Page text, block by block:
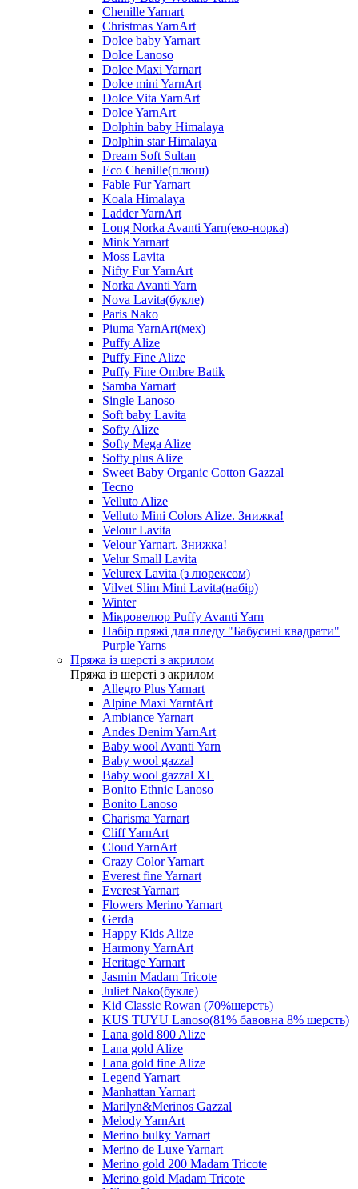
Chenille Yarnart
Christmas YarnArt
Dolce baby Yarnart
Dolce Lanoso
Dolce Maxi Yarnart
Dolce mini YarnArt
Dolce Vita YarnArt
Dolce YarnArt
Dolphin baby Himalaya
Dolphin star Himalaya
Dream Soft Sultan
Eco Chenille(плюш)
Fable Fur Yarnart
Koala Himalaya
Ladder YarnArt
Long Norka Avanti Yarn(еко-норка)
Mink Yarnart
Moss Lavita
Nifty Fur YarnArt
Norka Avanti Yarn
Nova Lavita(букле)
Paris Nako
Piuma YarnArt(мех)
Puffy Alize
Puffy Fine Alize
Puffy Fine Ombre Batik
Samba Yarnart
Single Lanoso
Soft baby Lavita
Softy Alize
Softy Mega Alize
Softy plus Alize
Sweet Baby Organic Cotton Gazzal
Tecno
Velluto Alize
Velluto Mini Colors Alize. Знижка!
Velour Lavita
Velour Yarnart. Знижка!
Velur Small Lavita
Velurex Lavita (з люрексом)
Vilvet Slim Mini Lavita(набір)
Winter
Мікровелюр Puffy Avanti Yarn
Набір пряжі для пледу "Бабусині квадрати"
Purple Yarns
Пряжа із шерсті з акрилом
Пряжа із шерсті з акрилом
Allegro Plus Yarnart
Alpine Maxi YarntArt
Ambiance Yarnart
Andes Denim YarnArt
Baby wool Avanti Yarn
Baby wool gazzal
Baby wool gazzal XL
Bonito Ethnic Lanoso
Bonito Lanoso
Charisma Yarnart
Cliff YarnArt
Cloud YarnArt
Crazy Color Yarnart
Everest fine Yarnart
Everest Yarnart
Flowers Merino Yarnart
Gerda
Happy Kids Alize
Harmony YarnArt
Heritage Yarnart
Jasmin Madam Tricote
Juliet Nako(букле)
Kid Classic Rowan (70%шерсть)
KUS TUYU Lanoso(81% бавовна 8% шерсть)
Lana gold 800 Alize
Lana gold Alize
Lana gold fine Alize
Legend Yarnart
Manhattan Yarnart
Marilyn&Merinos Gazzal
Melody YarnArt
Merino bulky Yarnart
Merino de Luxe Yarnart
Merino gold 200 Madam Tricote
Merino gold Madam Tricote